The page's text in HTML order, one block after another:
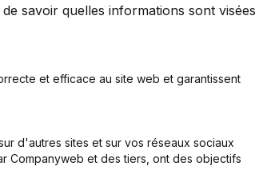
Succursale, etc...)
savoir quelles informations sont
et efficace au site web et garantissent
d'autres sites et sur vos réseaux sociaux
Companyweb et des tiers, ont des objectifs